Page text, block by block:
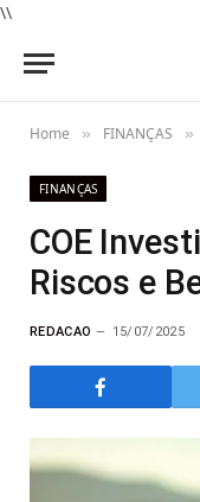
\\
Home » FINANÇAS »
FINANÇAS
COE
Riscos e
REDACAO 15/07/2025